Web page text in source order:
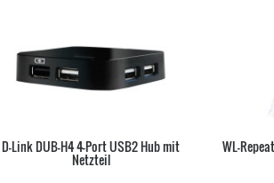
D-Link DUB-H4 4-Port USB2 Hub mit
Netzteil
WL-